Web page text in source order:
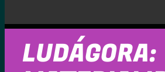
LUDÁGORA: